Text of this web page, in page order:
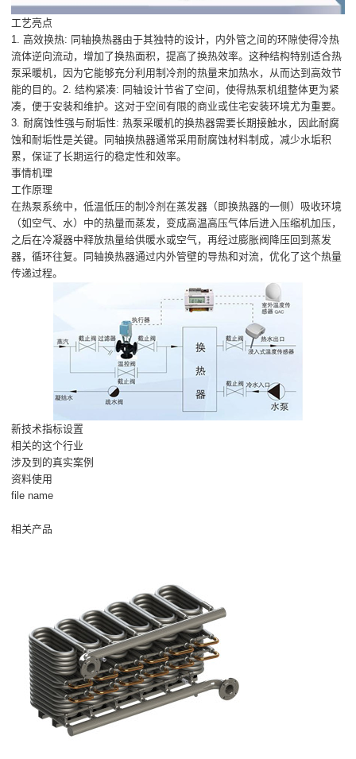
工艺亮点
1. 高效换热: 同轴换热器由于其独特的设计，内外管之间的环隙使得冷热
流体逆向流动，增加了换热面积，提高了换热效率。这种结构特别适合热
泵采暖机，因为它能够充分利用制冷剂的热量来加热水，从而达到高效节
能的目的。2. 结构紧凑: 同轴设计节省了空间，使得热泵机组整体更为紧
凑，便于安装和维护。这对于空间有限的商业或住宅安装环境尤为重要。
3. 耐腐蚀性强与耐垢性: 热泵采暖机的换热器需要长期接触水，因此耐腐
蚀和耐垢性是关键。同轴换热器通常采用耐腐蚀材料制成，减少水垢积
累，保证了长期运行的稳定性和效率。
事情机理
工作原理
在热泵系统中，低温低压的制冷剂在蒸发器（即换热器的一侧）吸收环境
（如空气、水）中的热量而蒸发，变成高温高压气体后进入压缩机加压，
之后在冷凝器中释放热量给供暖水或空气，再经过膨胀阀降压回到蒸发
器，循环往复。同轴换热器通过内外管壁的导热和对流，优化了这个热量
传递过程。
新技术指标设置
相关的这个行业
涉及到的真实案例
资料使用
file name
相关产品